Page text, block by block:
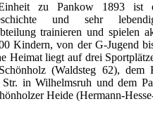
zu Pankow 1893 ist
und sehr
trainieren und spielen
Kindern, von der G-Jugend
Heimat liegt auf drei
(Waldsteg 62), dem
Str. in Wilhelmsruh und dem
Heide (Hermann-